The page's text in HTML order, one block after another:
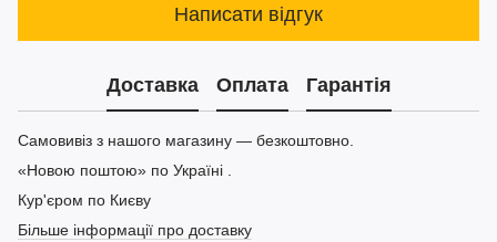
Написати відгук
Доставка Оплата Гарантія
Самовивіз з нашого магазину — безкоштовно.
«Новою поштою» по Україні .
Кур'єром по Києву
Більше інформації про доставку